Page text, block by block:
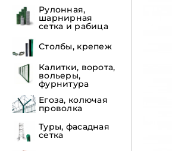
Рулонная,
шарнирная
сетка и рабица
Столбы, крепеж
Калитки, ворота,
вольеры,
фурнитура
Егоза, колючая
проволка
Туры, фасадная
сетка